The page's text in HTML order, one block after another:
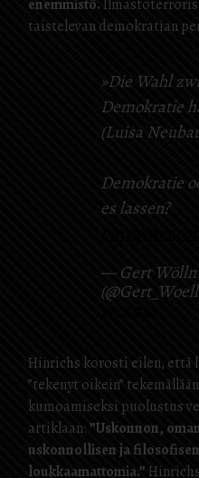
enemmistö.
taistelevan demokratian
»Die Wahl
Demokratie
(Luisa
Demokratie
es lassen?
— Gert
Hinrichs korosti eilen, että
”tekenyt oikein”
kumoamiseksi puolustus
artiklaan: ”Uskonnon,
uskonnollisen ja
loukkaamattomia.”